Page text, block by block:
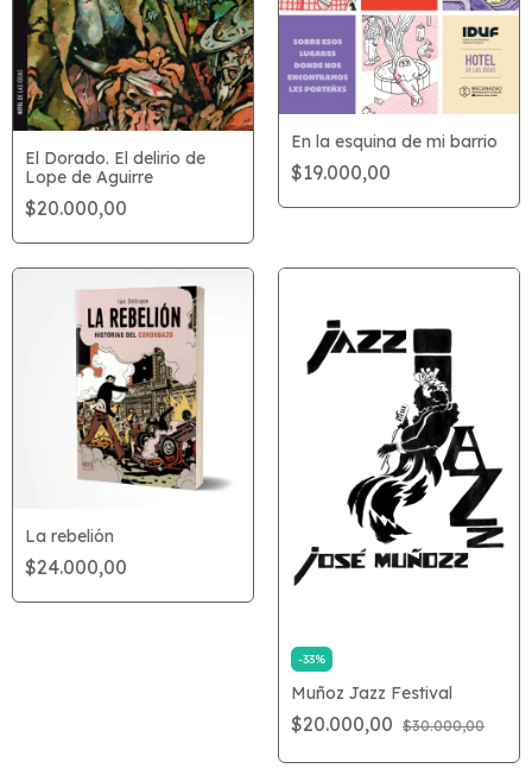
El Dorado. El delirio de
Lope de Aguirre
$20.000,00
En la esquina de mi barrio
$19.000,00
La rebelión
$24.000,00
-33%
Muñoz Jazz Festival
$20.000,00 $30.000,00